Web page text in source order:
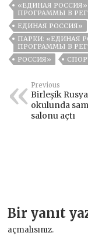
«ЕДИНАЯ
ПРОГРАММЫ В
ЕДИНАЯ РОССИЯ»
ПАРКИ: «ЕДИНАЯ
ПРОГРАММЫ В
РОССИЯ»
Previous
Birleşik
okulunda
salonu açtı
Bir yanıt
açmalısınız.